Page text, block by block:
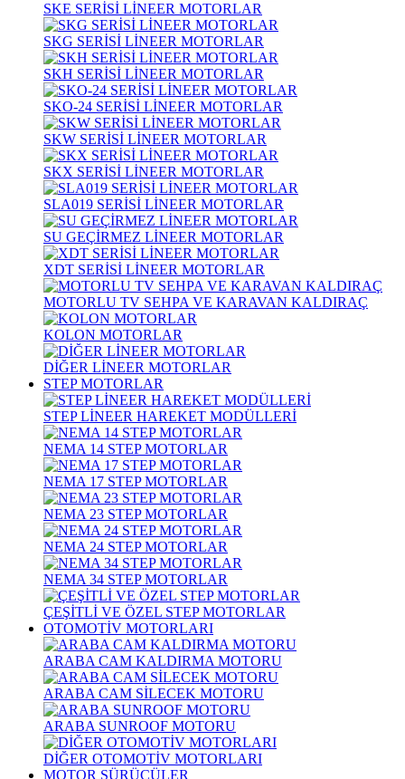
SKE SERİSİ LİNEER MOTORLAR
SKG SERİSİ LİNEER MOTORLAR
SKH SERİSİ LİNEER MOTORLAR
SKO-24 SERİSİ LİNEER MOTORLAR
SKW SERİSİ LİNEER MOTORLAR
SKX SERİSİ LİNEER MOTORLAR
SLA019 SERİSİ LİNEER MOTORLAR
SU GEÇİRMEZ LİNEER MOTORLAR
XDT SERİSİ LİNEER MOTORLAR
MOTORLU TV SEHPA VE KARAVAN KALDIRAÇ
KOLON MOTORLAR
DİĞER LİNEER MOTORLAR
STEP MOTORLAR
STEP LİNEER HAREKET MODÜLLERİ
NEMA 14 STEP MOTORLAR
NEMA 17 STEP MOTORLAR
NEMA 23 STEP MOTORLAR
NEMA 24 STEP MOTORLAR
NEMA 34 STEP MOTORLAR
ÇEŞİTLİ VE ÖZEL STEP MOTORLAR
OTOMOTİV MOTORLARI
ARABA CAM KALDIRMA MOTORU
ARABA CAM SİLECEK MOTORU
ARABA SUNROOF MOTORU
DİĞER OTOMOTİV MOTORLARI
MOTOR SÜRÜCÜLER